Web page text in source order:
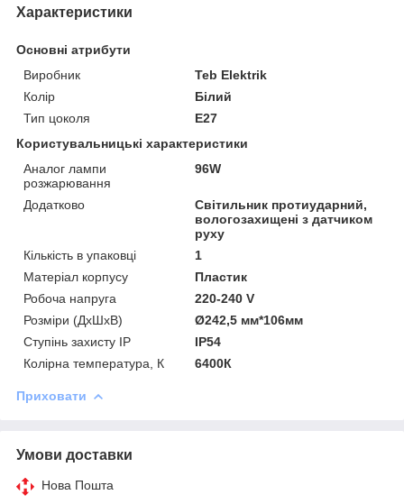
Характеристики
Основні атрибути
Виробник
Teb Elektrik
Колір
Білий
Тип цоколя
E27
Користувальницькі характеристики
Аналог лампи
розжарювання
96W
Додатково
Світильник протиударний,
вологозахищені з датчиком
руху
Кількість в упаковці
1
Матеріал корпусу
Пластик
Робоча напруга
220-240 V
Розміри (ДхШхВ)
Ø242,5 мм*106мм
Ступінь захисту IP
IP54
Колірна температура, К
6400К
Приховати
Умови доставки
Нова Пошта